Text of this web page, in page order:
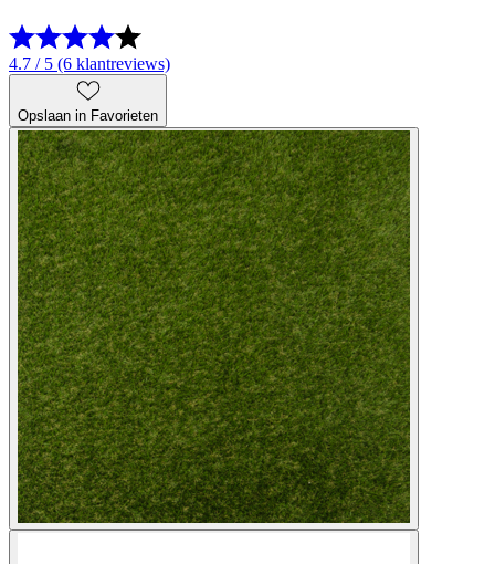
4.7 / 5 (6 klantreviews)
Opslaan in Favorieten